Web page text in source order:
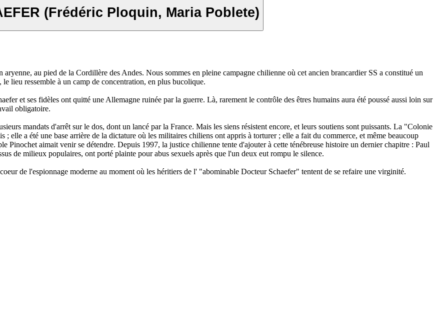
(Frédéric Ploquin, Maria Poblete)
au pied de la Cordillère des Andes. Nous sommes en pleine campagne chilienne où cet ancien brancardier SS a constitué un
lieu ressemble à un camp de concentration, en plus bucolique.
et ses fidèles ont quitté une Allemagne ruinée par la guerre. Là, rarement le contrôle des êtres humains aura été poussé aussi loin sur
obligatoire.
mandats d'arrêt sur le dos, dont un lancé par la France. Mais les siens résistent encore, et leurs soutiens sont puissants. La "Colonie
elle a été une base arrière de la dictature où les militaires chiliens ont appris à torturer ; elle a fait du commerce, et même beaucoup
Pinochet aimait venir se détendre. Depuis 1997, la justice chilienne tente d'ajouter à cette ténébreuse histoire un dernier chapitre : Paul
de milieux populaires, ont porté plainte pour abus sexuels après que l'un deux eut rompu le silence.
de l'espionnage moderne au moment où les héritiers de l' "abominable Docteur Schaefer" tentent de se refaire une virginité.